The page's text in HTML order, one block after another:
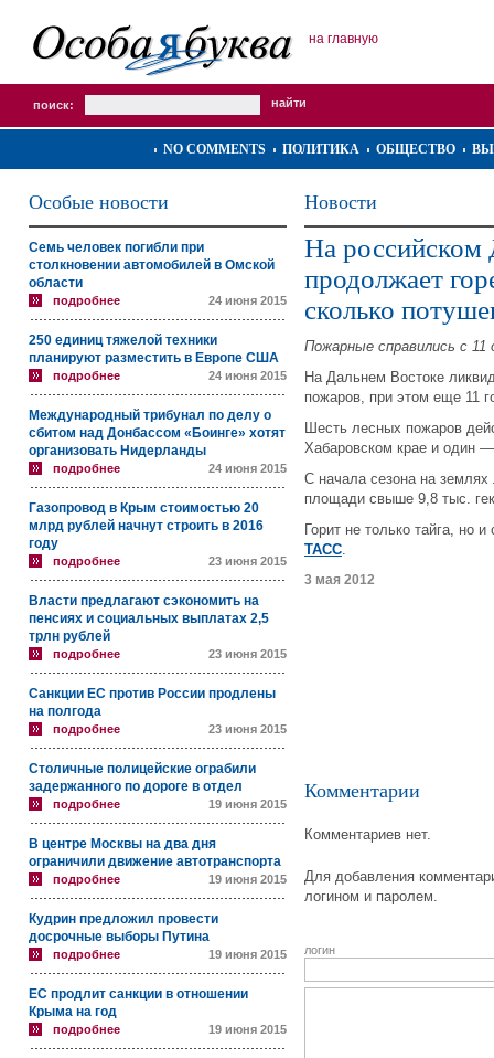
на главную
поиск:
NO COMMENTS ПОЛИТИКА ОБЩЕСТВО
Особые новости
Семь человек погибли при
столкновении автомобилей в Омской
области
подробнее 24 июня 2015
250 единиц тяжелой техники
планируют разместить в Европе США
подробнее 24 июня 2015
Международный трибунал по делу о
сбитом над Донбассом «Боинге» хотят
организовать Нидерланды
подробнее 24 июня 2015
Газопровод в Крым стоимостью 20
млрд рублей начнут строить в 2016
году
подробнее 23 июня 2015
Власти предлагают сэкономить на
пенсиях и социальных выплатах 2,5
трлн рублей
подробнее 23 июня 2015
Санкции ЕС против России продлены
на полгода
подробнее 23 июня 2015
Столичные полицейские ограбили
задержанного по дороге в отдел
подробнее 19 июня 2015
В центре Москвы на два дня
ограничили движение автотранспорта
подробнее 19 июня 2015
Кудрин предложил провести
досрочные выборы Путина
подробнее 19 июня 2015
ЕС продлит санкции в отношении
Крыма на год
подробнее 19 июня 2015
Новости
На российском
продолжает
сколько
Пожарные справились с 11
На Дальнем Востоке
пожаров, при этом еще 11
Шесть лесных пожаров
Хабаровском крае и один
С начала сезона на
площади свыше 9,8 тыс.
Горит не только тайга, но
ТАСС.
3 мая 2012
Комментарии
Комментариев нет.
Для добавления
логином и паролем.
логин